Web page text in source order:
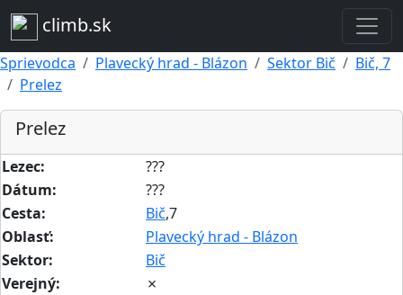
climb.sk
Sprievodca Plavecký hrad - Blázon Sektor Bič
Bič, 7
Prelez
Prelez
Lezec:
???
Dátum:
???
Cesta:
Bič,7
Oblasť:
Plavecký hrad - Blázon
Sektor:
Bič
Verejný:
✗